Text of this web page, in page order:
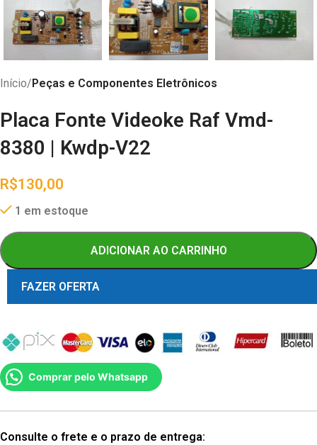
Início Peças e Componentes Eletrônicos
Placa Fonte Videoke Raf Vmd-
8380 | Kwdp-V22
R$130,00
1 em estoque
ADICIONAR AO CARRINHO
FAZER OFERTA
Comprar pelo Whatsapp
Consulte o frete e o prazo de entrega: